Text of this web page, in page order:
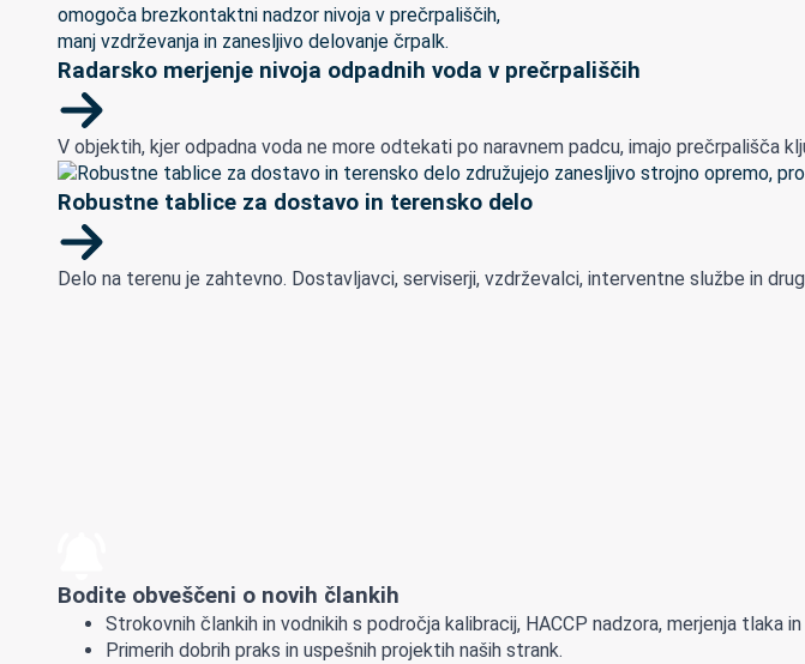
Radarsko merjenje nivoja odpadnih voda v prečrpališčih
V objektih, kjer odpadna voda ne more odtekati po naravnem padcu, imajo prečrpališča
Robustne tablice za dostavo in terensko delo
Delo na terenu je zahtevno. Dostavljavci, serviserji, vzdrževalci, interventne službe in
Bodite obveščeni o novih člankih
Strokovnih člankih in vodnikih s področja kalibracij, HACCP nadzora, merjenja tlaka in
Primerih dobrih praks in uspešnih projektih naših strank.